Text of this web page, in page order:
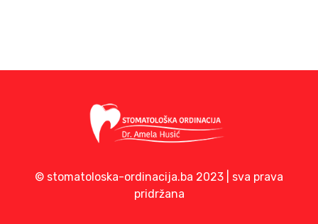
© stomatoloska-ordinacija.ba 2023 | sva prava
pridržana